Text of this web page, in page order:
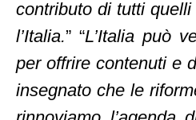
contributo di tutti
l’Italia.” “L’Italia può
per offrire contenuti e
insegnato che le